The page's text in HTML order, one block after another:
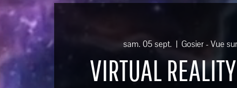
sam. 05 sept.
  |
Gosier - Vue
VIRTUAL